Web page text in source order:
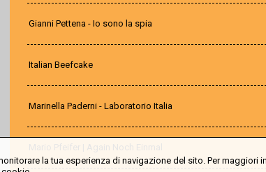
Gianni Pettena - Io sono la spia
Italian Beefcake
Marinella Paderni - Laboratorio Italia
Mario Pfeifer | Again Noch Einmal
la tua esperienza di navigazione del sito. Per